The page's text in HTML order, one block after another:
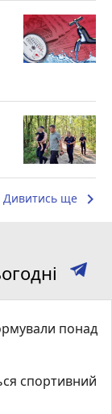
Дивитись ще keyboard_arrow_right
понад
спортивний